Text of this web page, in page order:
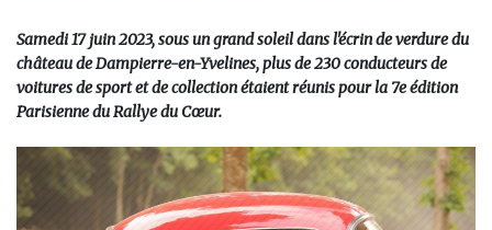
Samedi 17 juin 2023, sous un grand soleil dans l'écrin de verdure du
château de Dampierre-en-Yvelines, plus de 230 conducteurs de
voitures de sport et de collection étaient réunis pour la 7e édition
Parisienne du Rallye du Cœur.